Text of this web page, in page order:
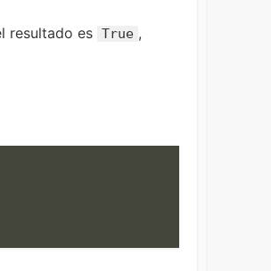
resultado es True ,